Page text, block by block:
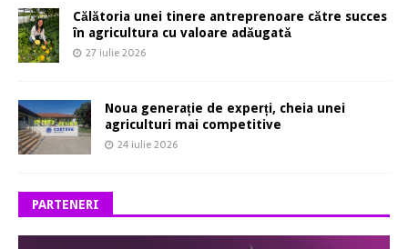
Călătoria unei tinere antreprenoare către succes
în agricultura cu valoare adăugată
27 iulie 2026
Noua generație de experți, cheia unei
agriculturi mai competitive
24 iulie 2026
PARTENERI